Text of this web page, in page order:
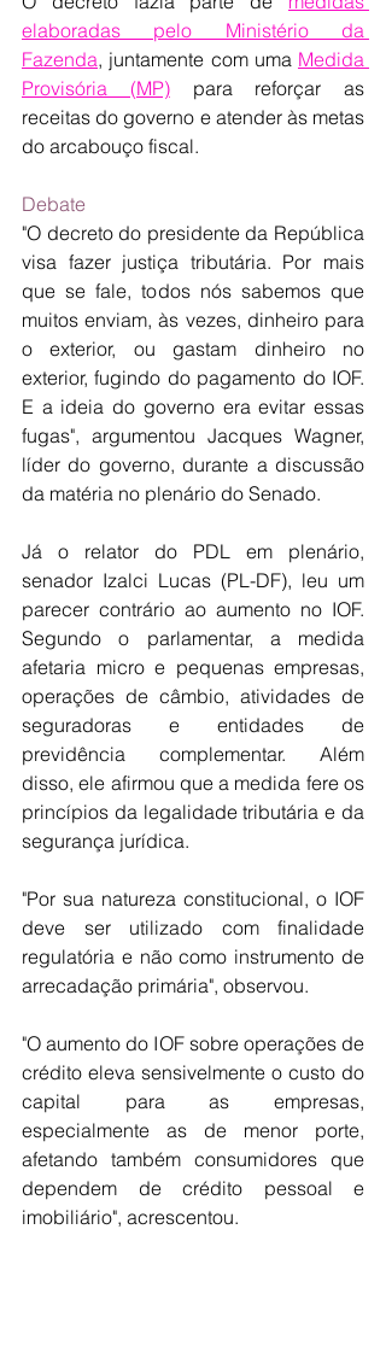
elaboradas pelo Ministério da
Fazenda, juntamente com uma Medida
Provisória (MP) para reforçar as
receitas do governo e atender às metas
do arcabouço fiscal.
Debate
"O decreto do presidente da República
visa fazer justiça tributária. Por mais
que se fale, todos nós sabemos que
muitos enviam, às vezes, dinheiro para
o exterior, ou gastam dinheiro no
exterior, fugindo do pagamento do IOF.
E a ideia do governo era evitar essas
fugas", argumentou Jacques Wagner,
líder do governo, durante a discussão
da matéria no plenário do Senado.
Já o relator do PDL em plenário,
senador Izalci Lucas (PL-DF), leu um
parecer contrário ao aumento no IOF.
Segundo o parlamentar, a medida
afetaria micro e pequenas empresas,
operações de câmbio, atividades de
seguradoras e entidades de
previdência complementar. Além
disso, ele afirmou que a medida fere os
princípios da legalidade tributária e da
segurança jurídica.
"Por sua natureza constitucional, o IOF
deve ser utilizado com finalidade
regulatória e não como instrumento de
arrecadação primária", observou.
"O aumento do IOF sobre operações de
crédito eleva sensivelmente o custo do
capital para as empresas,
especialmente as de menor porte,
afetando também consumidores que
dependem de crédito pessoal e
imobiliário", acrescentou.